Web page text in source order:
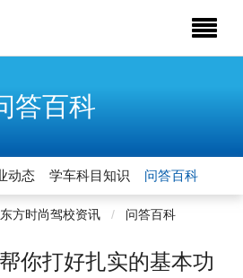
答百科
动态 学车科目知识 问答百科
东方时尚驾校资讯 问答百科
你打好扎实的基本功